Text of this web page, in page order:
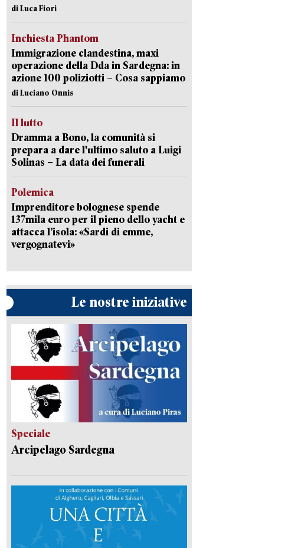
di Luca Fiori
Inchiesta Phantom
Immigrazione clandestina, maxi
operazione della Dda in Sardegna: in
azione 100 poliziotti – Cosa sappiamo
di Luciano Onnis
Il lutto
Dramma a Bono, la comunità si
prepara a dare l'ultimo saluto a Luigi
Solinas – La data dei funerali
Polemica
Imprenditore bolognese spende
137mila euro per il pieno dello yacht e
attacca l’isola: «Sardi di emme,
vergognatevi»
Le nostre iniziative
Speciale
Arcipelago Sardegna